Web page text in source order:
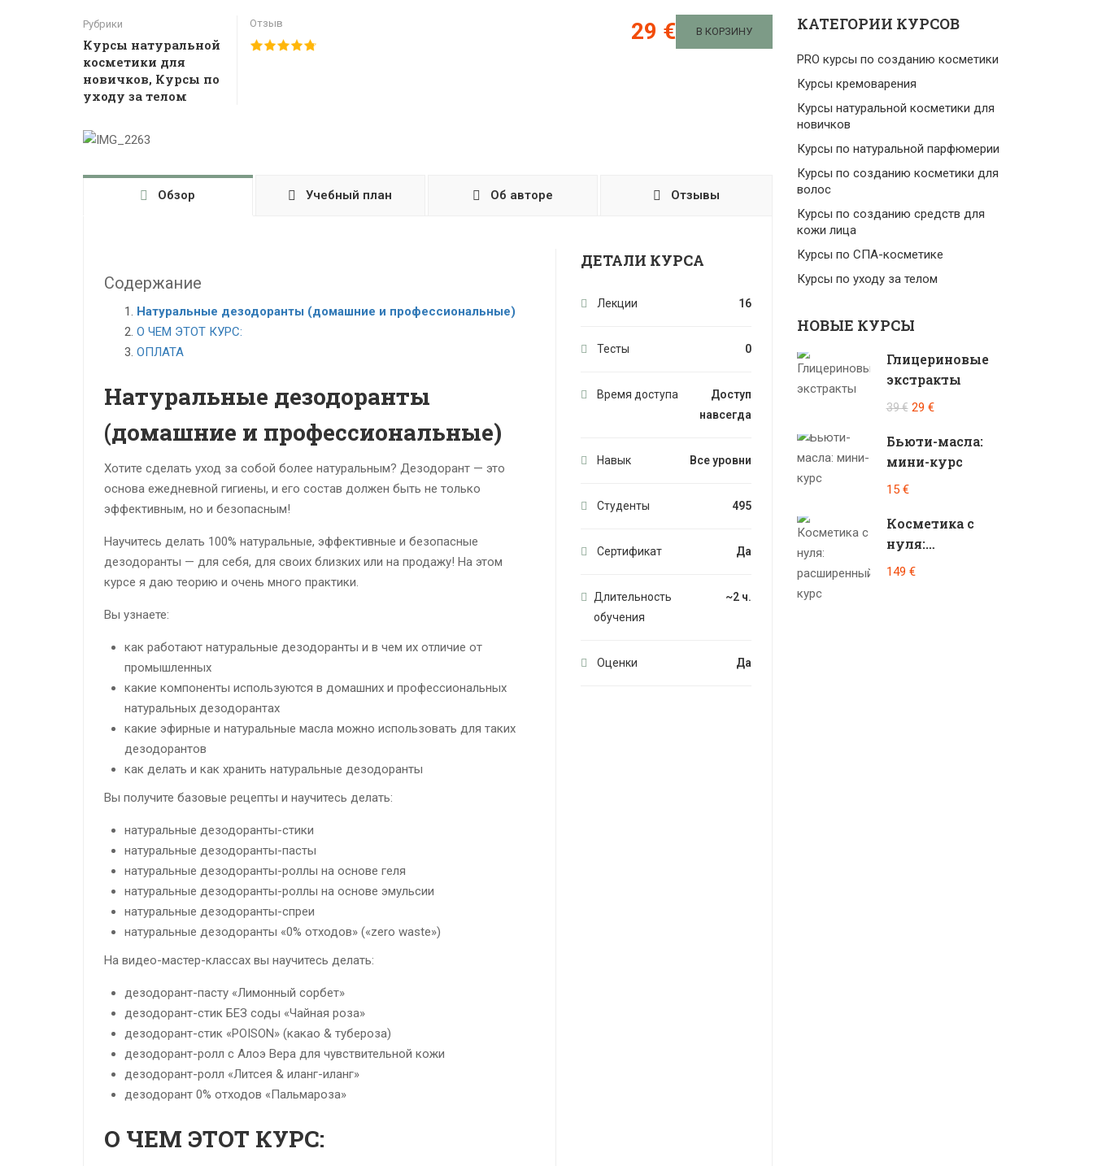
Рубрики
Курсы натуральной
косметики для
новичков, Курсы по
уходу за телом
Отзыв 29 € В КОРЗИНУ
Обзор Учебный план Об авторе Отзывы
Содержание
Натуральные дезодоранты (домашние и профессиональные)
О ЧЕМ ЭТОТ КУРС:
ОПЛАТА
Натуральные дезодоранты
(домашние и профессиональные)
Хотите сделать уход за собой более натуральным? Дезодорант — это
основа ежедневной гигиены, и его состав должен быть не только
эффективным, но и безопасным!
Научитесь делать 100% натуральные, эффективные и безопасные
дезодоранты — для себя, для своих близких или на продажу! На этом
курсе я даю теорию и очень много практики.
Вы узнаете:
как работают натуральные дезодоранты и в чем их отличие от
промышленных
какие компоненты используются в домашних и профессиональных
натуральных дезодорантах
какие эфирные и натуральные масла можно использовать для таких
дезодорантов
как делать и как хранить натуральные дезодоранты
Вы получите базовые рецепты и научитесь делать:
натуральные дезодоранты-стики
натуральные дезодоранты-пасты
натуральные дезодоранты-роллы на основе геля
натуральные дезодоранты-роллы на основе эмульсии
натуральные дезодоранты-спреи
натуральные дезодоранты «0% отходов» («zero waste»)
На видео-мастер-классах вы научитесь делать:
дезодорант-пасту «Лимонный сорбет»
дезодорант-стик БЕЗ соды «Чайная роза»
дезодорант-стик «POISON» (какао & тубероза)
дезодорант-ролл с Алоэ Вера для чувствительной кожи
дезодорант-ролл «Литсея & иланг-иланг»
дезодорант 0% отходов «Пальмароза»
О ЧЕМ ЭТОТ КУРС:
ДЕТАЛИ КУРСА
Лекции 16
Тесты 0
Время доступа
Доступ
навсегда
Навык Все уровни
Студенты 495
Сертификат Да
Длительность
обучения
~2 ч.
Оценки Да
КАТЕГОРИИ КУРСОВ
PRO курсы по созданию косметики
Курсы кремоварения
Курсы натуральной косметики для
новичков
Курсы по натуральной парфюмерии
Курсы по созданию косметики для
волос
Курсы по созданию средств для
кожи лица
Курсы по СПА-косметике
Курсы по уходу за телом
НОВЫЕ КУРСЫ
Глицериновые
экстракты
39 € 29 €
Бьюти-масла:
мини-курс
15 €
Косметика с
нуля:
расширенный
149 €